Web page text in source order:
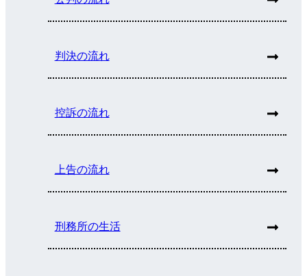
判決の流れ
控訴の流れ
上告の流れ
刑務所の生活